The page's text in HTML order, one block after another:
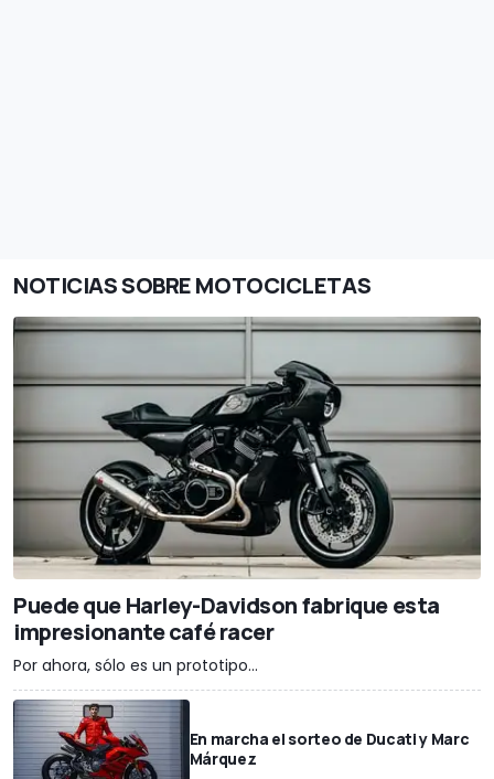
NOTICIAS SOBRE MOTOCICLETAS
Puede que Harley-Davidson fabrique esta
impresionante café racer
Por ahora, sólo es un prototipo...
En marcha el sorteo de Ducati y Marc
Márquez